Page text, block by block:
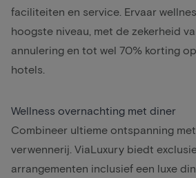
faciliteiten en service. Ervaar
hoogste niveau, met de zekerheid
annulering en tot wel 70% korting
hotels.
Wellness overnachting met diner
Combineer ultieme ontspanning met
verwennerij . ViaLuxury biedt
arrangementen inclusief een luxe